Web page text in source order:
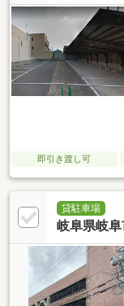
即引き渡し可
貸駐車場
岐阜県岐